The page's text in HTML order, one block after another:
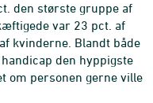
den største gruppe af
var 23 pct. af
kvinderne. Blandt både
den hyppigste
om personen gerne ville